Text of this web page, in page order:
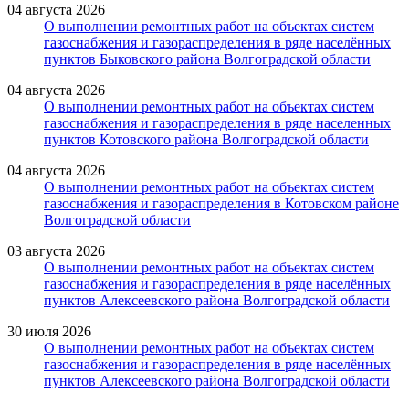
04 августа 2026
О выполнении ремонтных работ на объектах систем
газоснабжения и газораспределения в ряде населённых
пунктов Быковского района Волгоградской области
04 августа 2026
О выполнении ремонтных работ на объектах систем
газоснабжения и газораспределения в ряде населенных
пунктов Котовского района Волгоградской области
04 августа 2026
О выполнении ремонтных работ на объектах систем
газоснабжения и газораспределения в Котовском районе
Волгоградской области
03 августа 2026
О выполнении ремонтных работ на объектах систем
газоснабжения и газораспределения в ряде населённых
пунктов Алексеевского района Волгоградской области
30 июля 2026
О выполнении ремонтных работ на объектах систем
газоснабжения и газораспределения в ряде населённых
пунктов Алексеевского района Волгоградской области